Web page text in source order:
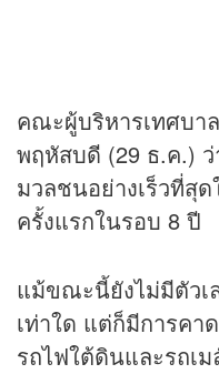
คณะผู้บริหารเทศบา
พฤหัสบดี (29 ธ.ค.)
มวลชนอย่างเร็วที่สุ
ครั้งแรกในรอบ 8 ปี
แม้ขณะนี้ยังไม่มีตัวเ
เท่าใด แต่ก็มีการค
รถไฟใต้ดินและรถเ